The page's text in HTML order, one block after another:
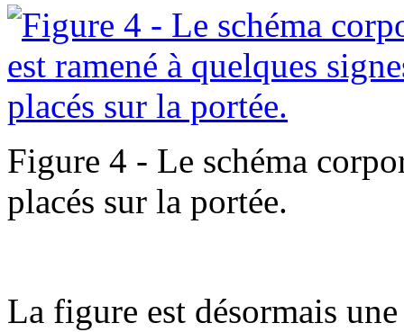
Figure 4 - Le schéma
placés sur la portée.
La figure est désormais